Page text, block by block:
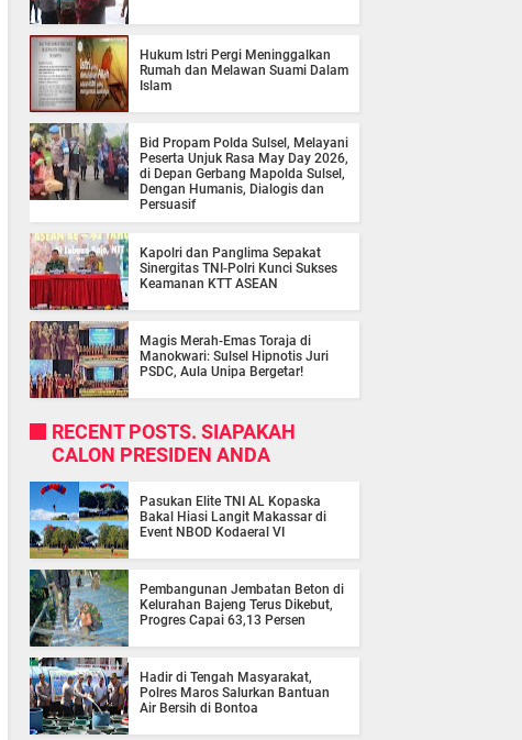
Hukum Istri Pergi Meninggalkan
Rumah dan Melawan Suami Dalam
Islam
Bid Propam Polda Sulsel, Melayani
Peserta Unjuk Rasa May Day 2026,
di Depan Gerbang Mapolda Sulsel,
Dengan Humanis, Dialogis dan
Persuasif
Kapolri dan Panglima Sepakat
Sinergitas TNI-Polri Kunci Sukses
Keamanan KTT ASEAN
Magis Merah-Emas Toraja di
Manokwari: Sulsel Hipnotis Juri
PSDC, Aula Unipa Bergetar!
RECENT POSTS. SIAPAKAH
CALON PRESIDEN ANDA
Pasukan Elite TNI AL Kopaska
Bakal Hiasi Langit Makassar di
Event NBOD Kodaeral VI
Pembangunan Jembatan Beton di
Kelurahan Bajeng Terus Dikebut,
Progres Capai 63,13 Persen
Hadir di Tengah Masyarakat,
Polres Maros Salurkan Bantuan
Air Bersih di Bontoa